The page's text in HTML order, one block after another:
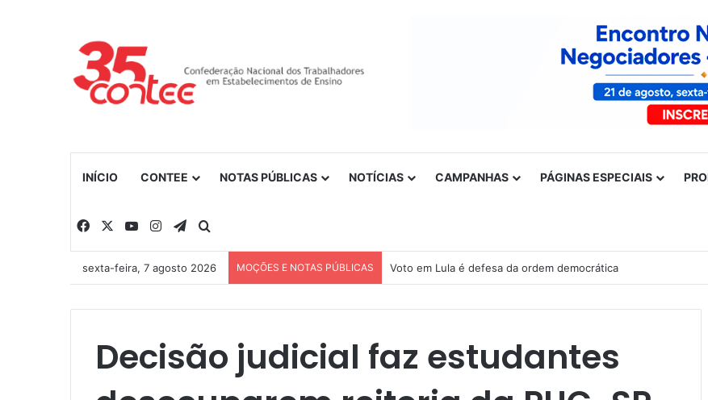
INÍCIO CONTEE NOTAS PÚBLICAS NOTÍCIAS CAMPANHAS PÁGINAS ESPECIAIS
Facebook YouTubeInstagramTelegram
sexta-feira, 7 agosto 2026 MOÇÕES E NOTAS PÚBLICAS Voto em Lula é defesa da ordem democrática
Decisão judicial faz estudantes